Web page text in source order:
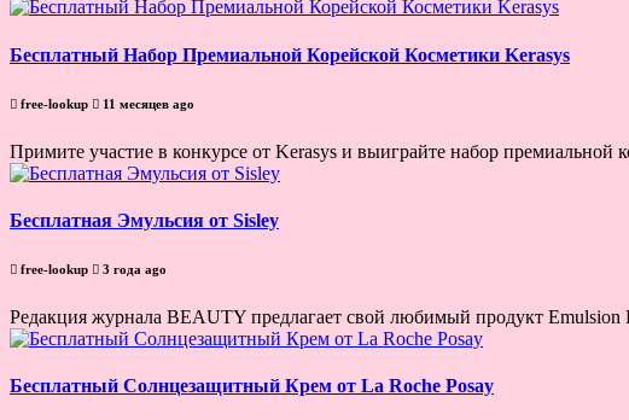
Бесплатный Набор Премиальной Корейской Косметики Kerasys
free-lookup 11 месяцев ago
Примите участие в конкурсе от Kerasys и выиграйте набор премиальной
Бесплатная Эмульсия от Sisley
free-lookup 3 года ago
Редакция журнала BEAUTY предлагает свой любимый продукт Emulsion
Бесплатный Солнцезащитный Крем от La Roche Posay